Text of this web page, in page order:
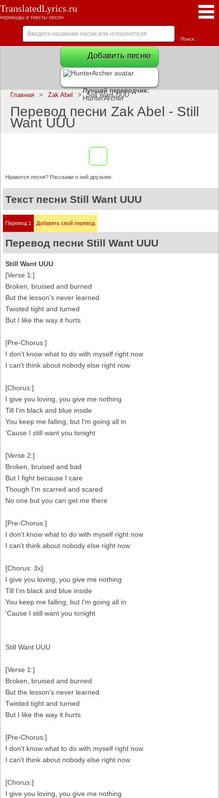
TranslatedLyrics.ru
переводы и тексты песен
Добавить песню
Лучший переводчик:
HunterArcher
Главная > Zak Abel > Still Want UUU
Перевод песни Zak Abel - Still
Want UUU
Нравится песня? Расскажи о ней друзьям:
Текст песни Still Want UUU
Перевод 1 Добавить свой перевод
Перевод песни Still Want UUU
Still Want UUU
[Verse 1:]
Broken, bruised and burned
But the lesson's never learned
Twisted tight and turned
But I like the way it hurts
[Pre-Chorus:]
I don't know what to do with myself right now
I can't think about nobody else right now
[Chorus:]
I give you loving, you give me nothing
Till I'm black and blue inside
You keep me falling, but I'm going all in
'Cause I still want you tonight
[Verse 2:]
Broken, bruised and bad
But I fight because I care
Though I'm scarred and scared
No one but you can get me there
[Pre-Chorus:]
I don't know what to do with myself right now
I can't think about nobody else right now
[Chorus: 3x]
I give you loving, you give me nothing
Till I'm black and blue inside
You keep me falling, but I'm going all in
'Cause I still want you tonight
Still Want UUU
[Verse 1:]
Broken, bruised and burned
But the lesson's never learned
Twisted tight and turned
But I like the way it hurts
[Pre-Chorus:]
I don't know what to do with myself right now
I can't think about nobody else right now
[Chorus:]
I give you loving, you give me nothing